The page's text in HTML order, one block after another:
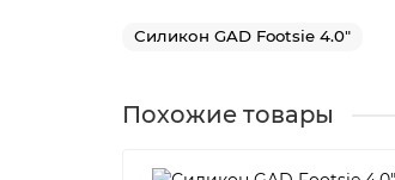
Силикон GAD Footsie 4.0"
Похожие товары